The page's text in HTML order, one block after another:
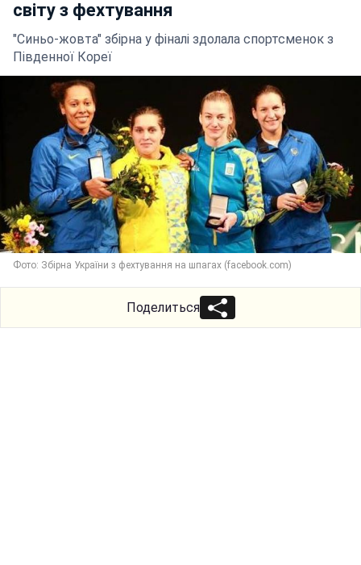
світу з фехтування
"Синьо-жовта" збірна у фіналі здолала спортсменок з
Південної Кореї
Фото: Збірна України з фехтування на шпагах (facebook.com)
Поделиться